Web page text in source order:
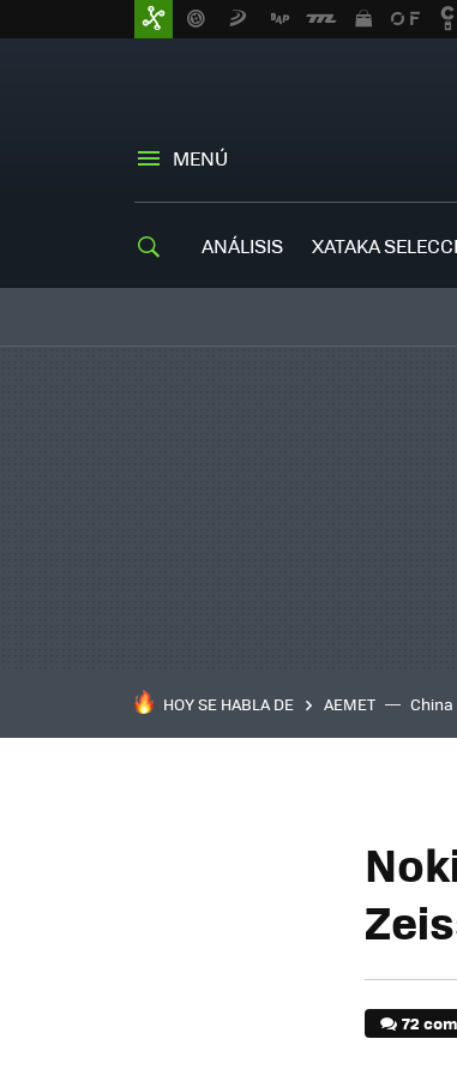
MENÚ
ANÁLISIS XATAKA
HOY SE HABLA DE AEMET China
72